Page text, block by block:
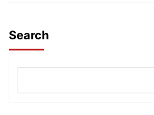
Search